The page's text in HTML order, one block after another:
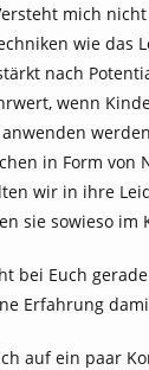
mich
wie das
nach
wenn
in Form
wir in ihre
sie sowieso
bei Euch
Erfahrung
auf ein paar